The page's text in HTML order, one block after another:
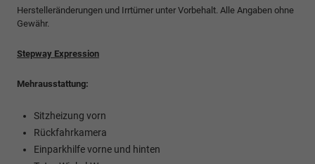
Herstelleränderungen und Irrtümer unter Vorbehalt. Alle Angaben ohne
Gewähr.
Stepway Expression
Mehrausstattung:
Sitzheizung vorn
Rückfahrkamera
Einparkhilfe vorne und hinten